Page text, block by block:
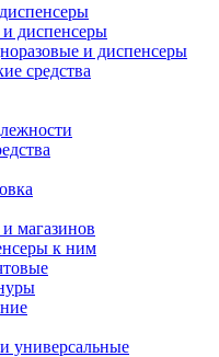
диспенсеры
и диспенсеры
средства
магазинов
к ним
универсальные